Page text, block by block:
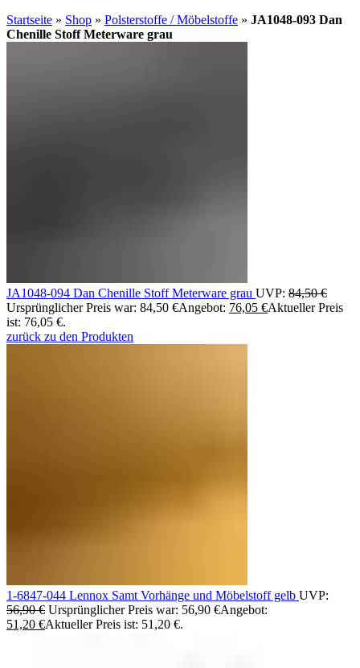
Startseite » Shop » Polsterstoffe / Möbelstoffe » JA1048-093 Dan
Chenille Stoff Meterware grau
JA1048-094 Dan Chenille Stoff Meterware grau UVP: 84,50€
Ursprünglicher Preis war: 84,50 €Angebot: 76,05 €Aktueller Preis
ist: 76,05 €.
zurück zu den Produkten
1-6847-044 Lennox Samt Vorhänge und Möbelstoff gelb UVP:
56,90€ Ursprünglicher Preis war: 56,90 €Angebot:
51,20 €Aktueller Preis ist: 51,20 €.